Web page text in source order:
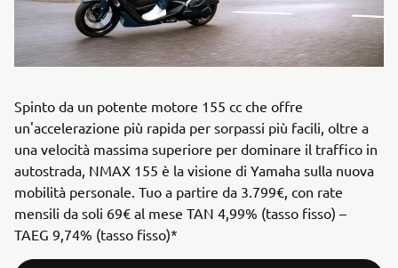
Spinto da un potente motore 155 cc che offre
un'accelerazione più rapida per sorpassi più facili, oltre a
una velocità massima superiore per dominare il traffico in
autostrada, NMAX 155 è la visione di Yamaha sulla nuova
mobilità personale. Tuo a partire da 3.799€, con rate
mensili da soli 69€ al mese TAN 4,99% (tasso fisso) –
TAEG 9,74% (tasso fisso)*